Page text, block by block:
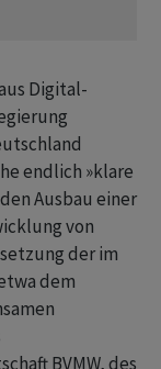
Digital-
endlich »klare
Ausbau einer
von
der im
dem
BVMW, des